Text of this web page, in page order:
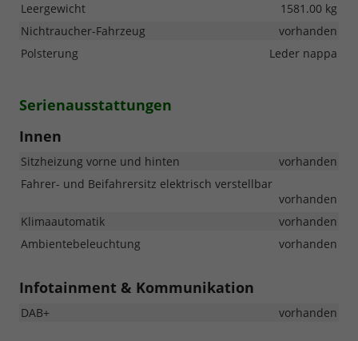
Leergewicht
1581.00 kg
Nichtraucher-Fahrzeug
vorhanden
Polsterung
Leder nappa
Serienausstattungen
Innen
Sitzheizung vorne und hinten
vorhanden
Fahrer- und Beifahrersitz elektrisch verstellbar
vorhanden
Klimaautomatik
vorhanden
Ambientebeleuchtung
vorhanden
Infotainment & Kommunikation
DAB+ vorhanden